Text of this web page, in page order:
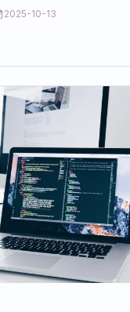
2025-10-13